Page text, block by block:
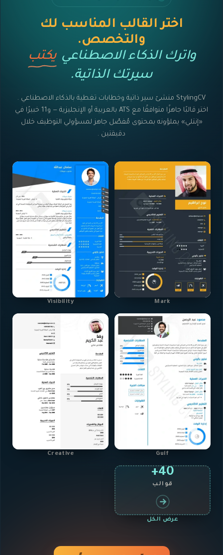
اختر القالب المناسب لك
والتخصص.
واترك الذكاء الاصطناعي يكتب
سيرتك الذاتية.
StylingCV منشئ سير ذاتية وخطابات تغطية بالذكاء الاصطناعي .
اختر قالبًا جاهزًا متوافقًا مع ATS بالعربية أو الإنجليزية — و11 خبيرًا في
«إنتلي» يملؤونه بمحتوى مُفصّل جاهز لمسؤولي التوظيف خلال
دقيقتين .
Mark
Visibility
Gulf
Creative
40+
قوالب
عرض الكل